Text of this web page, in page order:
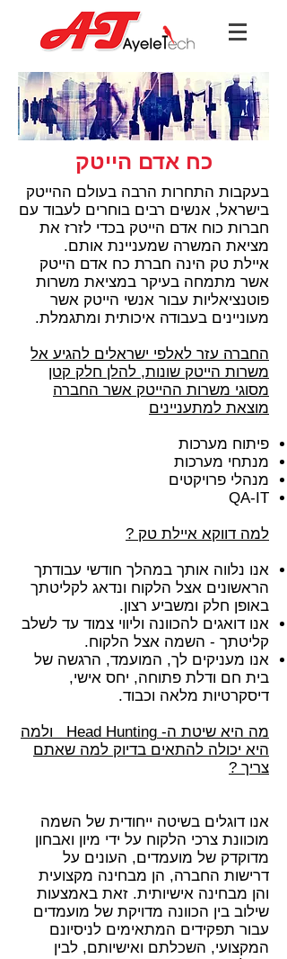
כח אדם הייטק
בעקבות התחרות הרבה בעולם ההייטק
בישראל, אנשים רבים בוחרים לעבוד עם
חברות כוח אדם הייטק בכדי לזרז את
מציאת המשרה שמעניינת אותם.
איילת טק הינה חברת כח אדם הייטק
אשר מתמחה בעיקר במציאת משרות
פוטנציאליות עבור אנשי הייטק אשר
מעוניינים בעבודה איכותית ומתגמלת.
החברה עזר לאלפי ישראלים להגיע אל
משרות הייטק שונות, להלן חלק קטן
מסוגי משרות ההייטק אשר החברה
מוצאת למתעניינים
פיתוח מערכות
מנתחי מערכות
מנהלי פרויקטים
QA-IT
למה דווקא איילת טק ?
אנו נלווה אותך במהלך חודשי עבודתך
הראשונים אצל הלקוח ונדאג לקליטתך
באופן חלק ומשביע רצון.
אנו דואגים להכוונה וליווי צמוד עד לשלב
קליטתך - השמה אצל הלקוח.
​אנו מעניקים לך, המועמד, הרגשה של
בית חם ודלת פתוחה, יחס אישי,
דיסקרטיות מלאה וכבוד.
מה היא שיטת ה- Head Hunting ולמה
היא יכולה להתאים בדיוק למה שאתם
צריך ?
אנו דוגלים בשיטה ייחודית של השמה
מוכוונת צרכי הלקוח על ידי מיון ואבחון
מדוקדק של מועמדים, העונים על
דרישות החברה, הן מבחינה מקצועית
והן מבחינה אישיותית. זאת באמצעות
שילוב בין הכוונה מדויקת של מועמדים
עבור תפקידים המתאימים לניסיונם
המקצועי, השכלתם ואישיותם, לבין